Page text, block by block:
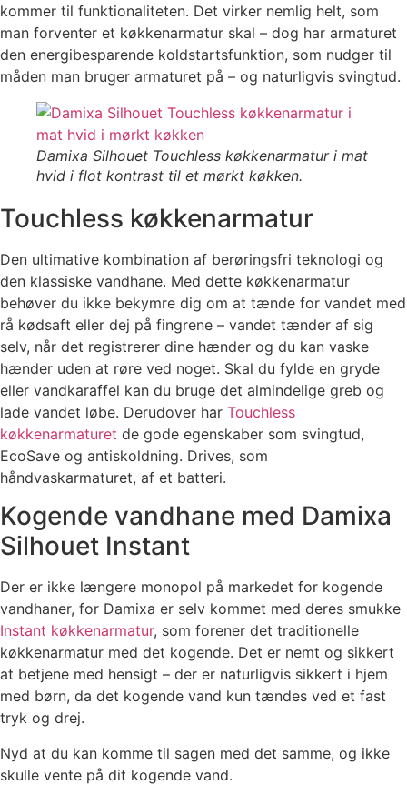
kommer til funktionaliteten. Det virker nemlig helt, som
man forventer et køkkenarmatur skal – dog har armaturet
den energibesparende koldstartsfunktion, som nudger til
måden man bruger armaturet på – og naturligvis svingtud.
Damixa Silhouet Touchless køkkenarmatur i mat
hvid i flot kontrast til et mørkt køkken.
Touchless køkkenarmatur
Den ultimative kombination af berøringsfri teknologi og
den klassiske vandhane. Med dette køkkenarmatur
behøver du ikke bekymre dig om at tænde for vandet med
rå kødsaft eller dej på fingrene – vandet tænder af sig
selv, når det registrerer dine hænder og du kan vaske
hænder uden at røre ved noget. Skal du fylde en gryde
eller vandkaraffel kan du bruge det almindelige greb og
lade vandet løbe. Derudover har Touchless
køkkenarmaturet de gode egenskaber som svingtud,
EcoSave og antiskoldning. Drives, som
håndvaskarmaturet, af et batteri.
Kogende vandhane med Damixa
Silhouet Instant
Der er ikke længere monopol på markedet for kogende
vandhaner, for Damixa er selv kommet med deres smukke
Instant køkkenarmatur, som forener det traditionelle
køkkenarmatur med det kogende. Det er nemt og sikkert
at betjene med hensigt – der er naturligvis sikkert i hjem
med børn, da det kogende vand kun tændes ved et fast
tryk og drej.
Nyd at du kan komme til sagen med det samme, og ikke
skulle vente på dit kogende vand.